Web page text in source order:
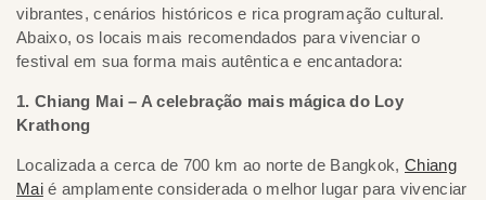
vibrantes, cenários históricos e rica programação cultural.
Abaixo, os locais mais recomendados para vivenciar o
festival em sua forma mais autêntica e encantadora:
1. Chiang Mai – A celebração mais mágica do Loy
Krathong
Localizada a cerca de 700 km ao norte de Bangkok, Chiang
Maié amplamente considerada o melhor lugar para vivenciar